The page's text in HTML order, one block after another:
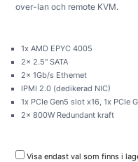
over-lan och remote KVM.
1x AMD EPYC 4005
2x 2.5" SATA
2x 1Gb/s Ethernet
IPMI 2.0 (dedikerad NIC)
1x PCIe Gen5 slot x16, 1x PCIe
2x 800W Redundant kraft
Visa endast val som finns i